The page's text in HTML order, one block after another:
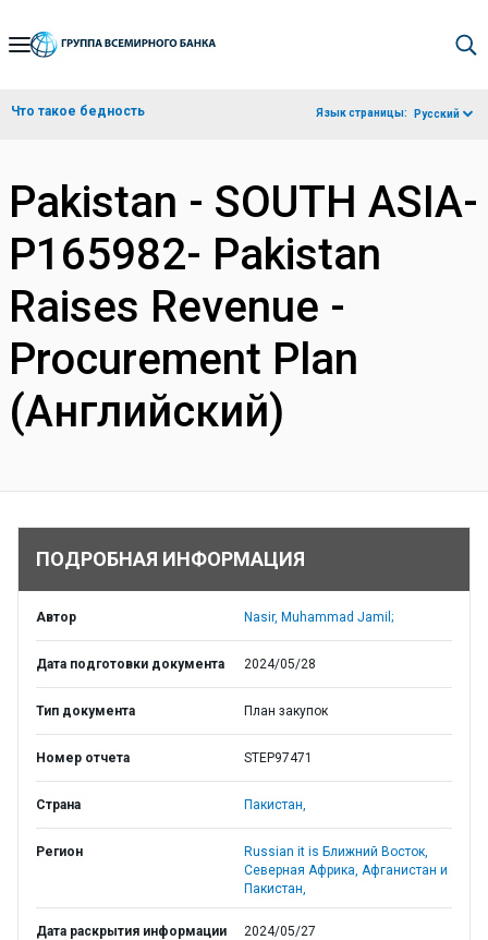
Skip
Navigation
Что такое бедность Язык страницы: Русский
Pakistan - SOUTH ASIA-
P165982- Pakistan
Raises Revenue -
Procurement Plan
(Английский)
ПОДРОБНАЯ ИНФОРМАЦИЯ
Автор Nasir, Muhammad Jamil;
Дата подготовки документа 2024/05/28
Тип документа План закупок
Номер отчета STEP97471
Страна Пакистан,
Регион
Russian it is Ближний Восток,
Северная Африка, Афганистан и
Пакистан,
Дата раскрытия информации 2024/05/27